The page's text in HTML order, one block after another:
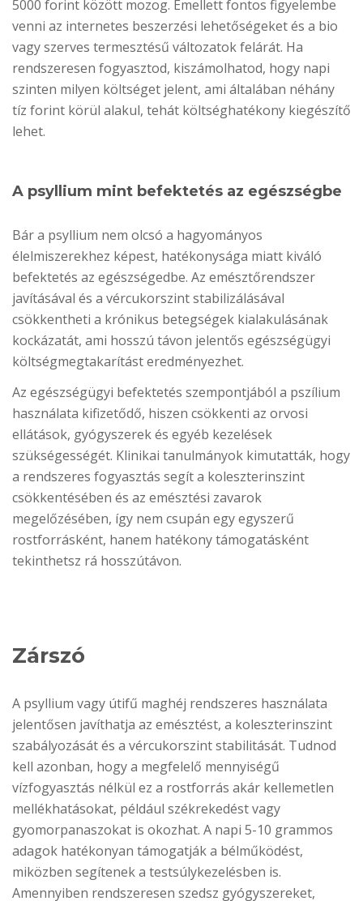
5000 forint között mozog. Emellett fontos figyelembe
venni az internetes beszerzési lehetőségeket és a bio
vagy szerves termesztésű változatok felárát. Ha
rendszeresen fogyasztod, kiszámolhatod, hogy napi
szinten milyen költséget jelent, ami általában néhány
tíz forint körül alakul, tehát költséghatékony kiegészítő
lehet.
A psyllium mint befektetés az egészségbe
Bár a psyllium nem olcsó a hagyományos
élelmiszerekhez képest, hatékonysága miatt kiváló
befektetés az egészségedbe. Az emésztőrendszer
javításával és a vércukorszint stabilizálásával
csökkentheti a krónikus betegségek kialakulásának
kockázatát, ami hosszú távon jelentős egészségügyi
költségmegtakarítást eredményezhet.
Az egészségügyi befektetés szempontjából a pszílium
használata kifizetődő, hiszen csökkenti az orvosi
ellátások, gyógyszerek és egyéb kezelések
szükségességét. Klinikai tanulmányok kimutatták, hogy
a rendszeres fogyasztás segít a koleszterinszint
csökkentésében és az emésztési zavarok
megelőzésében, így nem csupán egy egyszerű
rostforrásként, hanem hatékony támogatásként
tekinthetsz rá hosszútávon.
Zárszó
A psyllium vagy útifű maghéj rendszeres használata
jelentősen javíthatja az emésztést, a koleszterinszint
szabályozását és a vércukorszint stabilitását. Tudnod
kell azonban, hogy a megfelelő mennyiségű
vízfogyasztás nélkül ez a rostforrás akár kellemetlen
mellékhatásokat, például székrekedést vagy
gyomorpanaszokat is okozhat. A napi 5-10 grammos
adagok hatékonyan támogatják a bélműködést,
miközben segítenek a testsúlykezelésben is.
Amennyiben rendszeresen szedsz gyógyszereket,